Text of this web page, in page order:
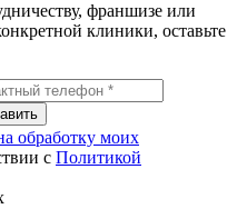
франшизе или
клиники, оставьте
обработку моих
с Политикой